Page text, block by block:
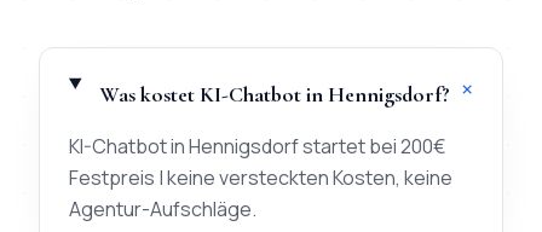
Was kostet KI-Chatbot in Hennigsdorf? +
KI-Chatbot in Hennigsdorf startet bei 200€
Festpreis | keine versteckten Kosten, keine
Agentur-Aufschläge.